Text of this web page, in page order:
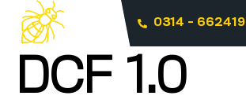
0314 - 662419
DCF 1.0